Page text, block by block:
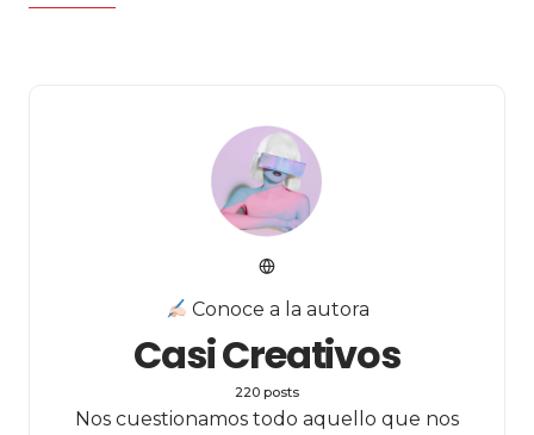
Conoce a la autora
Casi Creativos
220 posts
Nos cuestionamos todo aquello que nos